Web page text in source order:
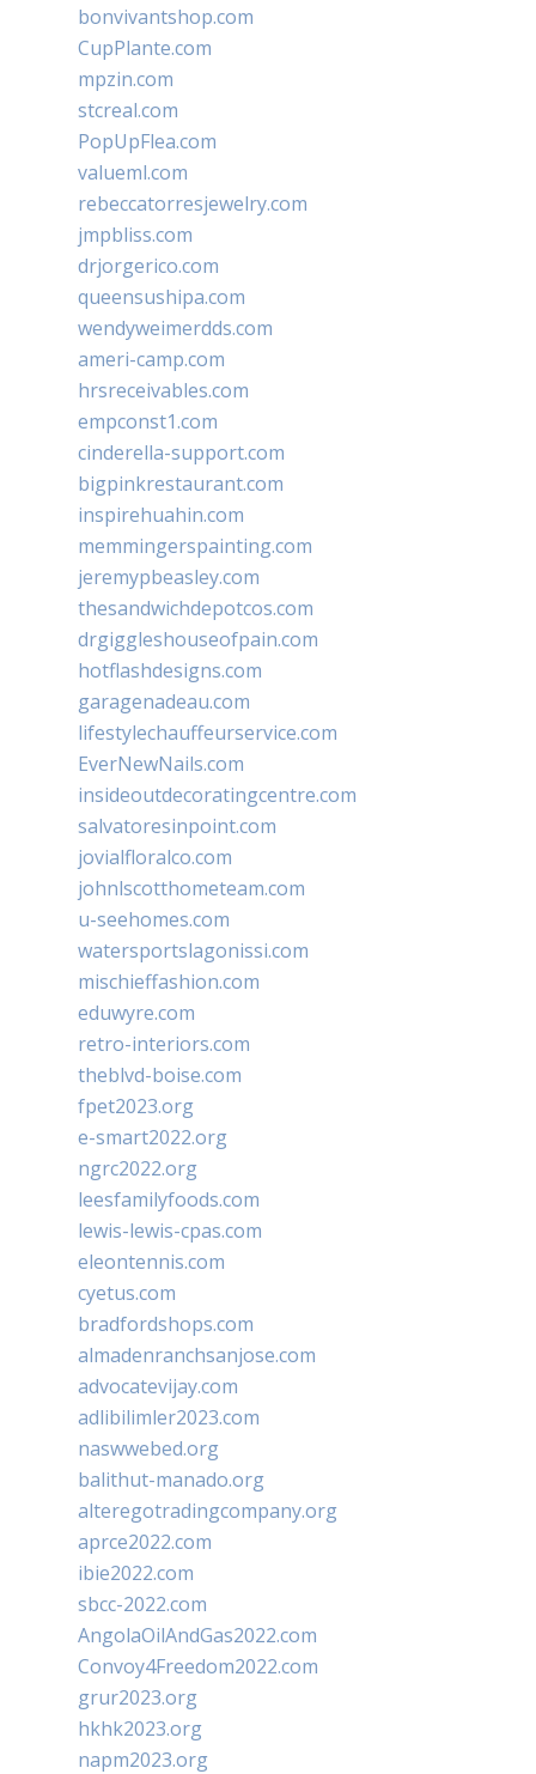
bonvivantshop.com
CupPlante.com
mpzin.com
stcreal.com
PopUpFlea.com
valueml.com
rebeccatorresjewelry.com
jmpbliss.com
drjorgerico.com
queensushipa.com
wendyweimerdds.com
ameri-camp.com
hrsreceivables.com
empconst1.com
cinderella-support.com
bigpinkrestaurant.com
inspirehuahin.com
memmingerspainting.com
jeremypbeasley.com
thesandwichdepotcos.com
drgiggleshouseofpain.com
hotflashdesigns.com
garagenadeau.com
lifestylechauffeurservice.com
EverNewNails.com
insideoutdecoratingcentre.com
salvatoresinpoint.com
jovialfloralco.com
johnlscotthometeam.com
u-seehomes.com
watersportslagonissi.com
mischieffashion.com
eduwyre.com
retro-interiors.com
theblvd-boise.com
fpet2023.org
e-smart2022.org
ngrc2022.org
leesfamilyfoods.com
lewis-lewis-cpas.com
eleontennis.com
cyetus.com
bradfordshops.com
almadenranchsanjose.com
advocatevijay.com
adlibilimler2023.com
naswwebed.org
balithut-manado.org
alteregotradingcompany.org
aprce2022.com
ibie2022.com
sbcc-2022.com
AngolaOilAndGas2022.com
Convoy4Freedom2022.com
grur2023.org
hkhk2023.org
napm2023.org